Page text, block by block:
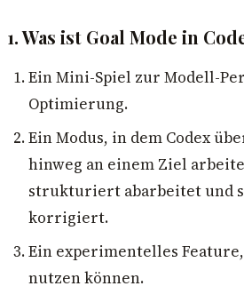
1. Was ist Goal Mode in
Ein Mini-Spiel zur Modell-
Optimierung.
Ein Modus, in dem Codex
hinweg an einem Ziel
strukturiert abarbeitet und
korrigiert.
Ein experimentelles
nutzen können.